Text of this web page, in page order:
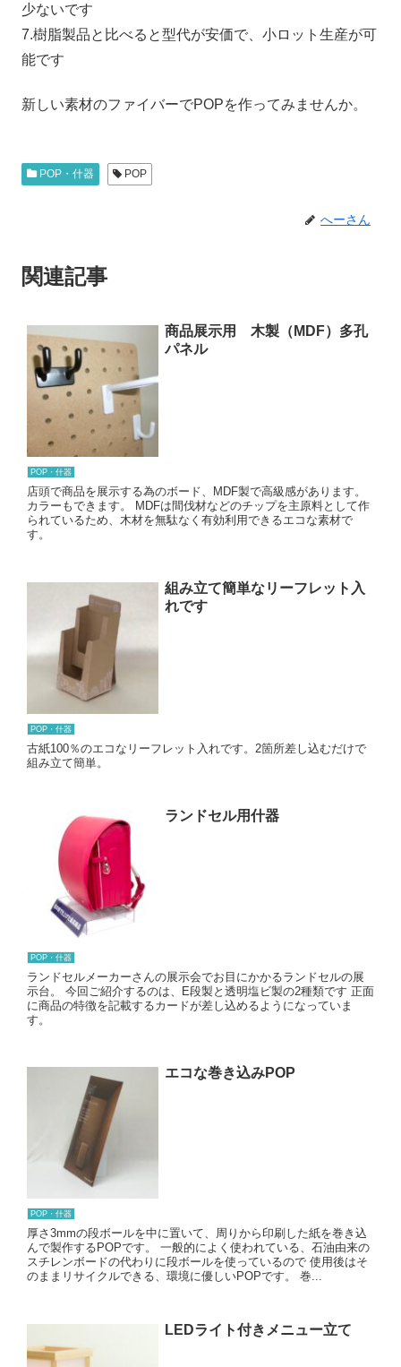
少ないです
7.樹脂製品と比べると型代が安価で、小ロット生産が可
能です
新しい素材のファイバーでPOPを作ってみませんか。
POP・什器 POP
へーさん
関連記事
POP・什器
商品展示用 木製（MDF）多孔
パネル
店頭で商品を展示する為のボード、MDF製で高級感があります。
カラーもできます。 MDFは間伐材などのチップを主原料として作
られているため、木材を無駄なく有効利用できるエコな素材で
す。
POP・什器
組み立て簡単なリーフレット入
れです
古紙100％のエコなリーフレット入れです。2箇所差し込むだけで
組み立て簡単。
POP・什器
ランドセル用什器
ランドセルメーカーさんの展示会でお目にかかるランドセルの展
示台。 今回ご紹介するのは、E段製と透明塩ビ製の2種類です 正面
に商品の特徴を記載するカードが差し込めるようになっていま
す。
POP・什器
エコな巻き込みPOP
厚さ3mmの段ボールを中に置いて、周りから印刷した紙を巻き込
んで製作するPOPです。 一般的によく使われている、石油由来の
スチレンボードの代わりに段ボールを使っているので 使用後はそ
のままリサイクルできる、環境に優しいPOPです。 巻...
LEDライト付きメニュー立て